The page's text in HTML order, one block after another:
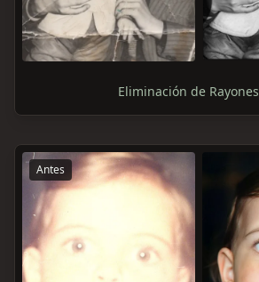
Eliminación de Rayones
Antes